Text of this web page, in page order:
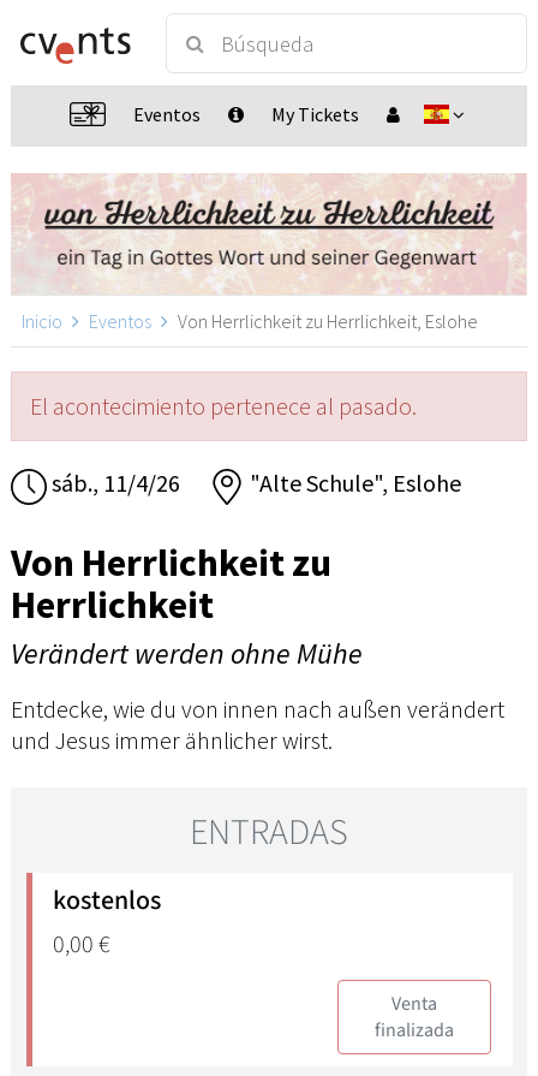
Eventos My Tickets
Inicio Eventos Von Herrlichkeit zu Herrlichkeit, Eslohe
El acontecimiento pertenece al pasado.
sáb., 11/4/26 "Alte Schule", Eslohe
Von Herrlichkeit zu
Herrlichkeit
Verändert werden ohne Mühe
Entdecke, wie du von innen nach außen verändert
und Jesus immer ähnlicher wirst.